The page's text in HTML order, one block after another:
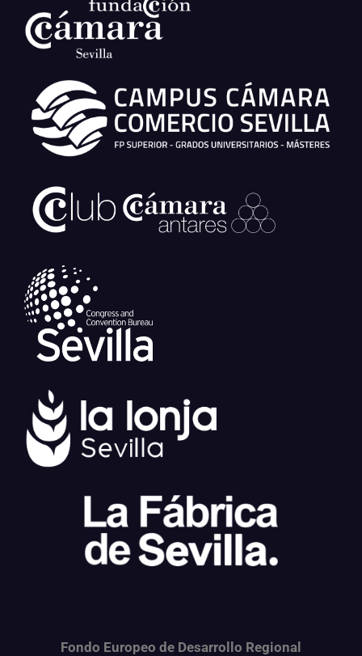
Fondo Europeo de Desarrollo Regional